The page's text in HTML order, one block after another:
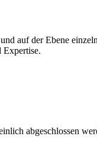
auf der Ebene
Expertise.
abgeschlossen